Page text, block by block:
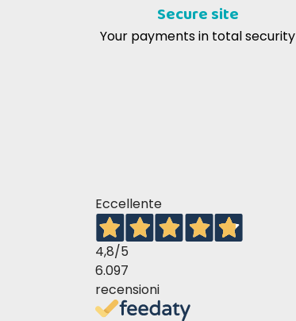
Secure site
Your payments in total security
Eccellente
4,8/5
6.097
recensioni